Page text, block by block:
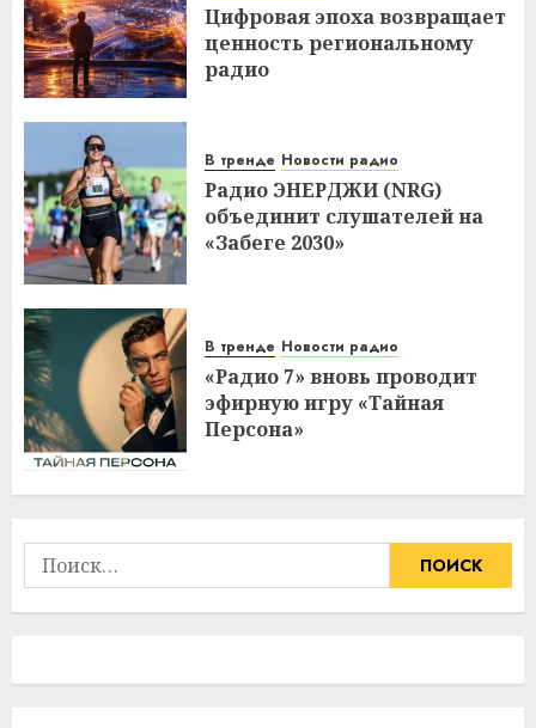
Цифровая эпоха возвращает
ценность региональному
радио
В тренде Новости радио
Радио ЭНЕРДЖИ (NRG)
объединит слушателей на
«Забеге 2030»
В тренде Новости радио
«Радио 7» вновь проводит
эфирную игру «Тайная
Персона»
Найти: